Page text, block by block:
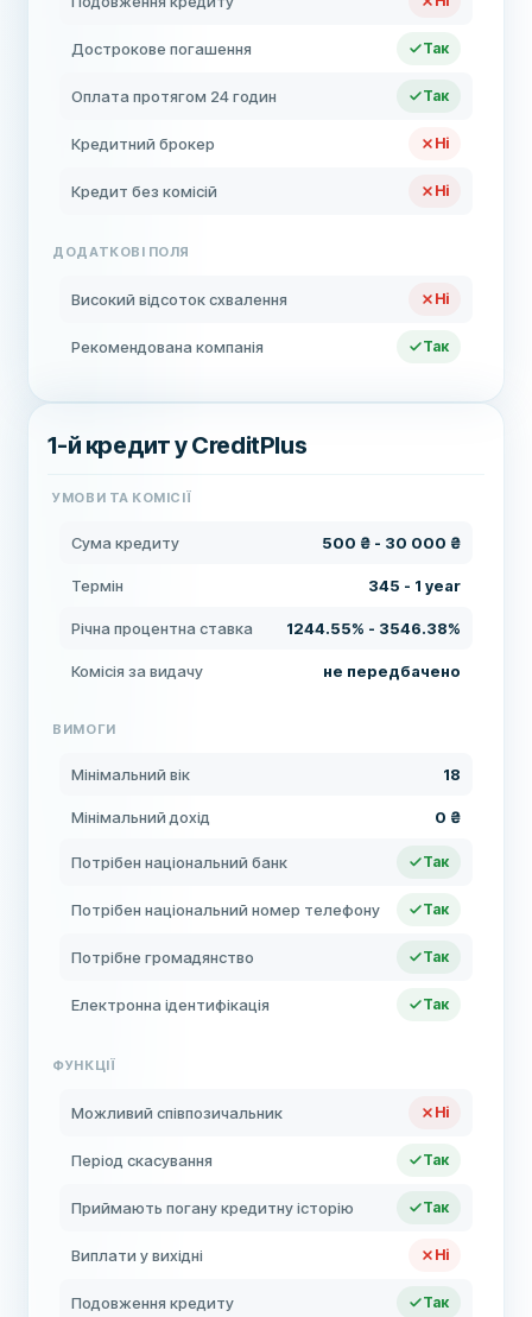
Дострокове погашення Так
Оплата протягом 24 годин Так
Кредитний брокер Ні
Кредит без комісій Ні
ДОДАТКОВІ ПОЛЯ
Високий відсоток схвалення Ні
Рекомендована компанія Так
1-й кредит у CreditPlus
УМОВИ ТА КОМІСІЇ
Сума кредиту 500 ₴ - 30 000 ₴
Термін 345 - 1 year
Річна процентна ставка 1244.55% - 3546.38%
Комісія за видачу не передбачено
ВИМОГИ
Мінімальний вік 18
Мінімальний дохід 0 ₴
Потрібен національний банк Так
Потрібен національний номер телефону Так
Потрібне громадянство Так
Електронна ідентифікація Так
ФУНКЦІЇ
Можливий співпозичальник Ні
Період скасування Так
Приймають погану кредитну історію Так
Виплати у вихідні Ні
Подовження кредиту Так